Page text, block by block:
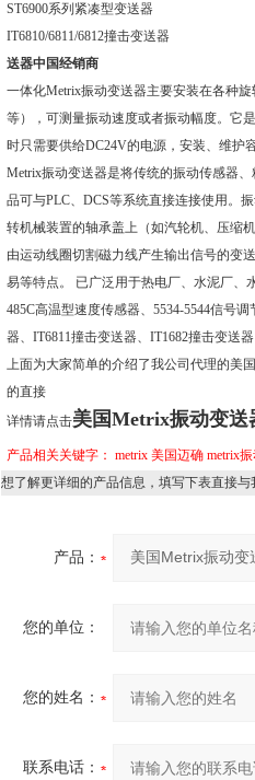
ST6900系列紧凑型变送器
IT6810/6811/
送器中国经销商
一体化Metrix振动变送器主要安装在各种
等），可测量振动速度或者振动幅度。它
时只需要供给DC24V的电源，安装、维护
Metrix振动变送器是将传统的振动传感器
品可与PLC、DCS等系统直接连接使用。
转机械装置的轴承盖上（如汽轮机、压缩
由运动线圈切割磁力线产生输出信号的变
易等特点。 已广泛用于热电厂、水泥厂、
485C高温型速度传感器、5534-5544信号
器、IT6811撞击变送器、IT1682撞击变送
上面为大家简单的介绍了我公司代理的美
的直接
详情请点击美国Metrix振动变送
产品相关关键字： metrix 美国迈确 metrix
想了解更详细的产品信息，填写下表直接与
产品：
您的单位：
您的姓名：
联系电话：